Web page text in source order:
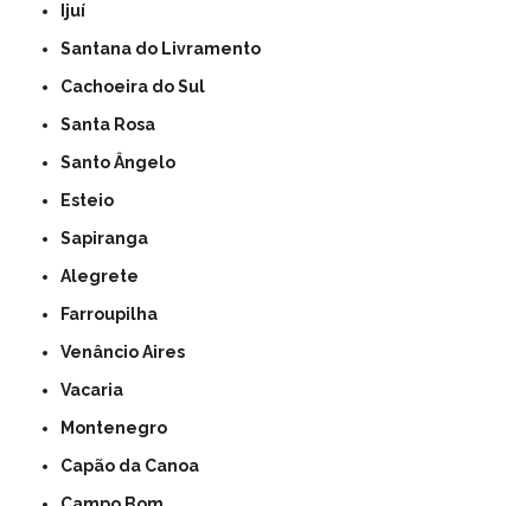
Ijuí
Santana do Livramento
Cachoeira do Sul
Santa Rosa
Santo Ângelo
Esteio
Sapiranga
Alegrete
Farroupilha
Venâncio Aires
Vacaria
Montenegro
Capão da Canoa